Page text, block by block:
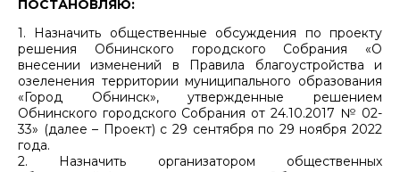
ПОСТАНОВЛЯЮ:
1. Назначить общественные обсуждения по проекту
решения Обнинского городского Собрания «О
внесении изменений в Правила благоустройства и
озеленения территории муниципального образования
«Город Обнинск», утвержденные решением
Обнинского городского Собрания от 24.10.2017 № 02-
33» (далее – Проект) с 29 сентября по 29 ноября 2022
года.
2. Назначить организатором общественных